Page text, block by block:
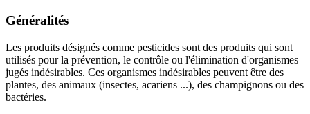
Généralités
Les produits désignés comme pesticides sont des produits qui sont
utilisés pour la prévention, le contrôle ou l'élimination d'organismes
jugés indésirables. Ces organismes indésirables peuvent être des
plantes, des animaux (insectes, acariens ...), des champignons ou des
bactéries.